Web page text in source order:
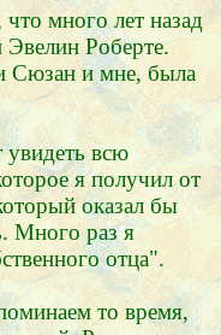
много лет назад
Роберте.
Сюзан и мне, была
увидеть всю
я получил от
оказал бы
Много раз я
отца".
то время,